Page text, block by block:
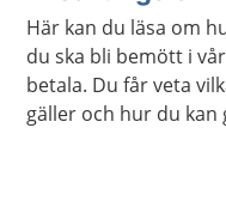
Här kan du läsa om
du ska bli bemött i
betala. Du får veta vilka lagar och bestämmelser som
gäller och hur du kan göra om du inte är nöjd med